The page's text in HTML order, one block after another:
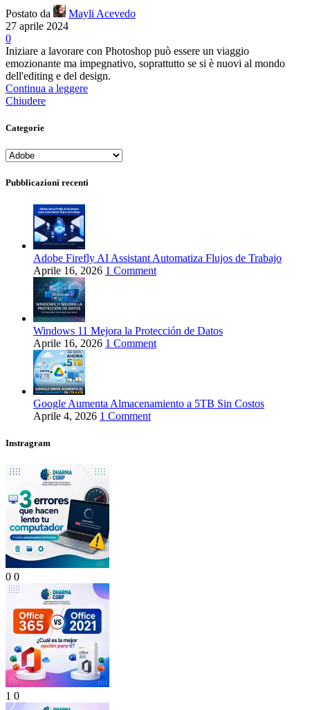
Postato da
Mayli Acevedo
27 aprile 2024
0
Iniziare a lavorare con Photoshop può essere un viaggio
emozionante ma impegnativo, soprattutto se si è nuovi al mondo
dell'editing e del design.
Continua a leggere
Chiudere
Categorie
Categorie
Pubblicazioni recenti
Adobe Firefly AI Assistant Automatiza Flujos de Trabajo
Aprile 16, 2026 1 Comment
Windows 11 Mejora la Protección de Datos
Aprile 16, 2026 1 Comment
Google Aumenta Almacenamiento a 5TB Sin Costos
Aprile 4, 2026 1 Comment
Instragram
0 0
1 0